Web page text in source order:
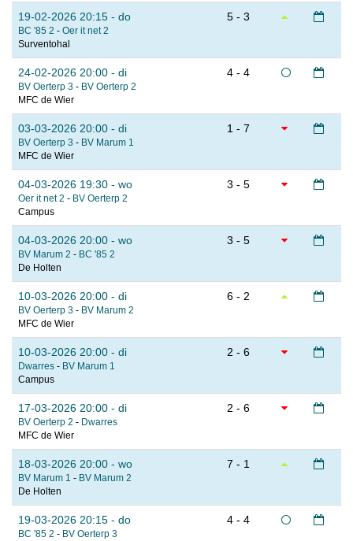
19-02-2026 20:15 - do
BC '85 2 - Oer it net 2
Surventohal
5 - 3
24-02-2026 20:00 - di
BV Oerterp 3 - BV Oerterp 2
MFC de Wier
4 - 4
03-03-2026 20:00 - di
BV Oerterp 3 - BV Marum 1
MFC de Wier
1 - 7
04-03-2026 19:30 - wo
Oer it net 2 - BV Oerterp 2
Campus
3 - 5
04-03-2026 20:00 - wo
BV Marum 2 - BC '85 2
De Holten
3 - 5
10-03-2026 20:00 - di
BV Oerterp 3 - BV Marum 2
MFC de Wier
6 - 2
10-03-2026 20:00 - di
Dwarres - BV Marum 1
Campus
2 - 6
17-03-2026 20:00 - di
BV Oerterp 2 - Dwarres
MFC de Wier
2 - 6
18-03-2026 20:00 - wo
BV Marum 1 - BV Marum 2
De Holten
7 - 1
19-03-2026 20:15 - do
BC '85 2 - BV Oerterp 3
4 - 4